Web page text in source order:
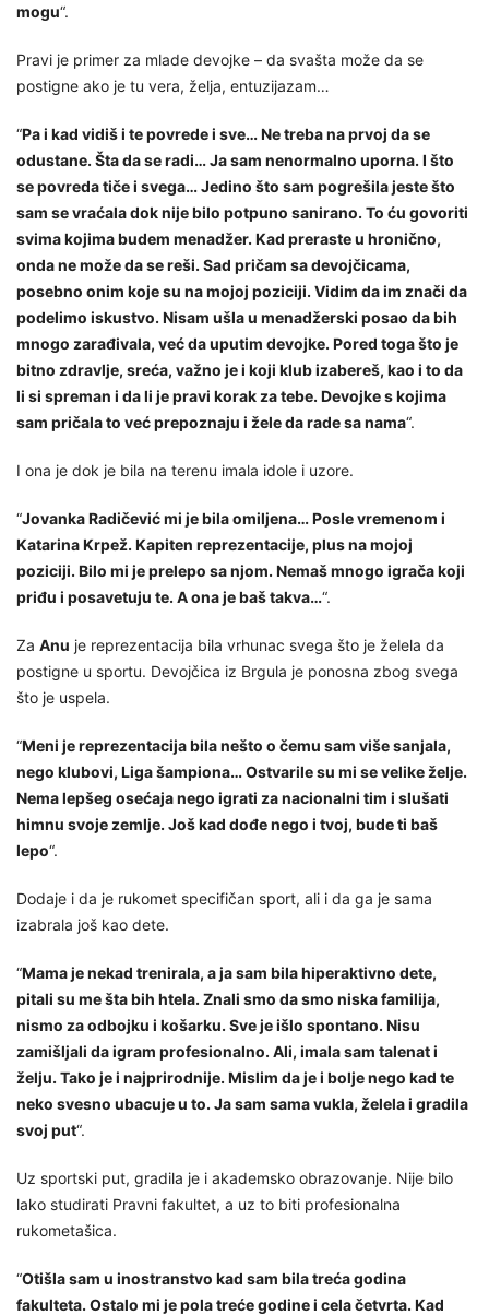
mogu“.
Pravi je primer za mlade devojke – da svašta može da se
postigne ako je tu vera, želja, entuzijazam…
“Pa i kad vidiš i te povrede i sve… Ne treba na prvoj da se
odustane. Šta da se radi… Ja sam nenormalno uporna. I što
se povreda tiče i svega… Jedino što sam pogrešila jeste što
sam se vraćala dok nije bilo potpuno sanirano. To ću govoriti
svima kojima budem menadžer. Kad preraste u hronično,
onda ne može da se reši. Sad pričam sa devojčicama,
posebno onim koje su na mojoj poziciji. Vidim da im znači da
podelimo iskustvo. Nisam ušla u menadžerski posao da bih
mnogo zarađivala, već da uputim devojke. Pored toga što je
bitno zdravlje, sreća, važno je i koji klub izabereš, kao i to da
li si spreman i da li je pravi korak za tebe. Devojke s kojima
sam pričala to već prepoznaju i žele da rade sa nama“.
I ona je dok je bila na terenu imala idole i uzore.
“Jovanka Radičević mi je bila omiljena… Posle vremenom i
Katarina Krpež. Kapiten reprezentacije, plus na mojoj
poziciji. Bilo mi je prelepo sa njom. Nemaš mnogo igrača koji
priđu i posavetuju te. A ona je baš takva…“.
Za Anu je reprezentacija bila vrhunac svega što je želela da
postigne u sportu. Devojčica iz Brgula je ponosna zbog svega
što je uspela.
“Meni je reprezentacija bila nešto o čemu sam više sanjala,
nego klubovi, Liga šampiona… Ostvarile su mi se velike želje.
Nema lepšeg osećaja nego igrati za nacionalni tim i slušati
himnu svoje zemlje. Još kad dođe nego i tvoj, bude ti baš
lepo“.
Dodaje i da je rukomet specifičan sport, ali i da ga je sama
izabrala još kao dete.
“Mama je nekad trenirala, a ja sam bila hiperaktivno dete,
pitali su me šta bih htela. Znali smo da smo niska familija,
nismo za odbojku i košarku. Sve je išlo spontano. Nisu
zamišljali da igram profesionalno. Ali, imala sam talenat i
želju. Tako je i najprirodnije. Mislim da je i bolje nego kad te
neko svesno ubacuje u to. Ja sam sama vukla, želela i gradila
svoj put“.
Uz sportski put, gradila je i akademsko obrazovanje. Nije bilo
lako studirati Pravni fakultet, a uz to biti profesionalna
rukometašica.
“Otišla sam u inostranstvo kad sam bila treća godina
fakulteta. Ostalo mi je pola treće godine i cela četvrta. Kad